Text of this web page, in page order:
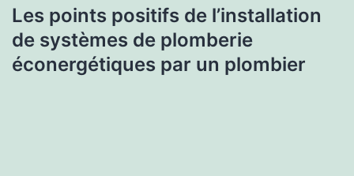
Les points positifs de l’installation
de systèmes de plomberie
éconergétiques par un plombier